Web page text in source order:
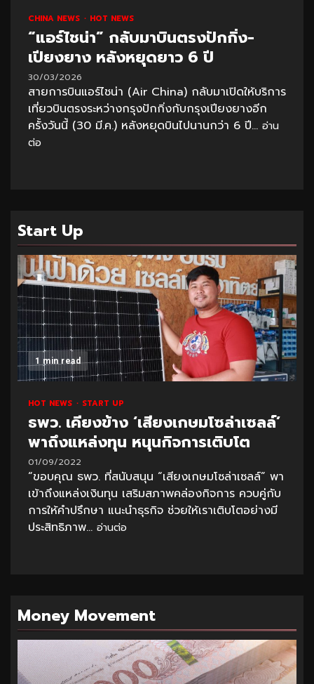
CHINA NEWS HOT NEWS
“แอร์ไชน่า” กลับมาบินตรงปักกิ่ง-
เปียงยาง หลังหยุดยาว 6 ปี
30/03/2026
สายการบินแอร์ไชน่า (Air China) กลับมาเปิดให้บริการ
เที่ยวบินตรงระหว่างกรุงปักกิ่งกับกรุงเปียงยางอีก
ครั้งวันนี้ (30 มี.ค.) หลังหยุดบินไปนานกว่า 6 ปี... อ่าน
ต่อ
Start Up
1 min read
HOT NEWS START UP
ธพว. เคียงข้าง ‘เสียงเกษมโซล่าเซลล์’
พาถึงแหล่งทุน หนุนกิจการเติบโต
01/09/2022
“ขอบคุณ ธพว. ที่สนับสนุน “เสียงเกษมโซล่าเซลล์” พา
เข้าถึงแหล่งเงินทุน เสริมสภาพคล่องกิจการ ควบคู่กับ
การให้คำปรึกษา แนะนำธุรกิจ ช่วยให้เราเติบโตอย่างมี
ประสิทธิภาพ... อ่านต่อ
Money Movement